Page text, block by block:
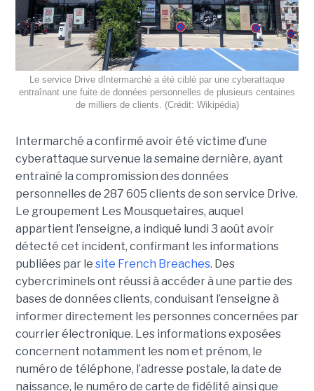
Le service Drive dIntermarché a été ciblé par une cyberattaque
entraînant une fuite de données personnelles de plusieurs centaines
de milliers de clients. (Crédit: Wikipédia)
Intermarché a confirmé avoir été victime d’une
cyberattaque survenue la semaine dernière, ayant
entraîné la compromission des données
personnelles de 287 605 clients de son service Drive.
Le groupement Les Mousquetaires, auquel
appartient l’enseigne, a indiqué lundi 3 août avoir
détecté cet incident, confirmant les informations
publiées par le site French Breaches. Des
cybercriminels ont réussi à accéder à une partie des
bases de données clients, conduisant l’enseigne à
informer directement les personnes concernées par
courrier électronique. Les informations exposées
concernent notamment les nom et prénom, le
numéro de téléphone, l’adresse postale, la date de
naissance, le numéro de carte de fidélité ainsi que